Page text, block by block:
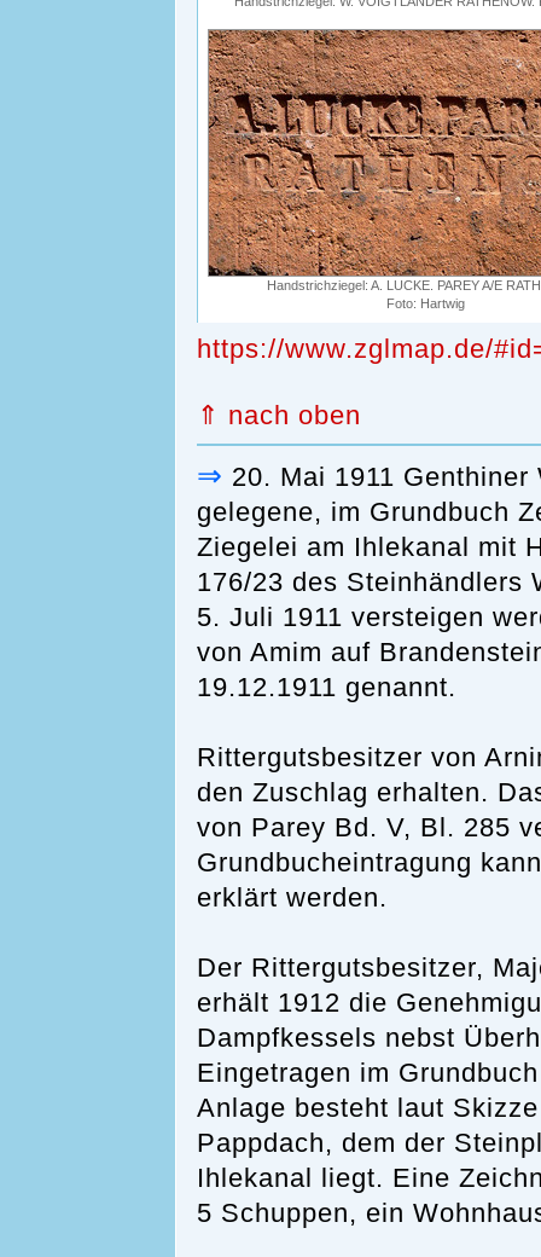
Handstrichziegel: A. LUCKE. PAREY A/E
Foto: Hartwig
https://www.zglmap.de/
⇑ nach oben
⇒ 20. Mai 1911
gelegene, im Grundbuch
Ziegelei am Ihlekanal mit
176/23 des Steinhändlers
5. Juli 1911 versteigen
von Amim auf
19.12.1911 genannt.
Rittergutsbesitzer von
den Zuschlag erhalten.
von Parey Bd. V, Bl. 285
Grundbucheintragung
erklärt werden.
Der Rittergutsbesitzer,
erhält 1912 die
Dampfkessels nebst
Eingetragen im
Anlage besteht laut
Pappdach, dem der
Ihlekanal liegt. Eine
5 Schuppen, ein